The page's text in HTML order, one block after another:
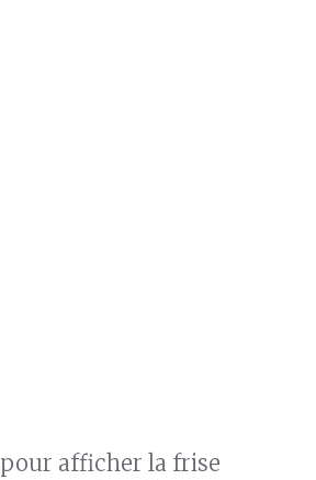
pour afficher la frise